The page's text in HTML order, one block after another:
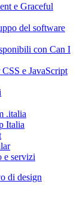
e Graceful
del software
con Can I
e JavaScript
.italia
Italia
e servizi
di design